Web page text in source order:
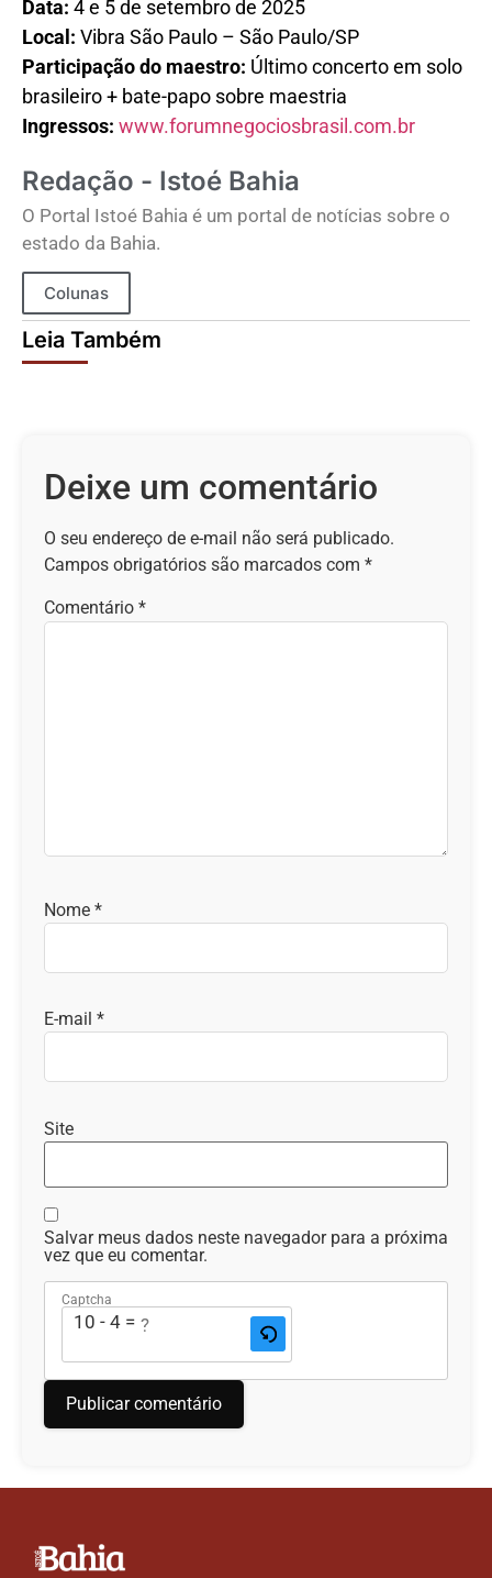
Data: 4 e 5 de setembro de 2025
Local: Vibra São Paulo – São Paulo/SP
Participação do maestro: Último concerto em solo
brasileiro + bate-papo sobre maestria
Ingressos: www.forumnegociosbrasil.com.br
Redação - Istoé Bahia
O Portal Istoé Bahia é um portal de notícias sobre o
estado da Bahia.
Colunas
Leia Também
Deixe um comentário
O seu endereço de e-mail não será publicado.
Campos obrigatórios são marcados com *
Comentário *
Nome *
E-mail *
Site
Salvar meus dados neste navegador para a próxima
vez que eu comentar.
Captcha
10 - 4 = ?